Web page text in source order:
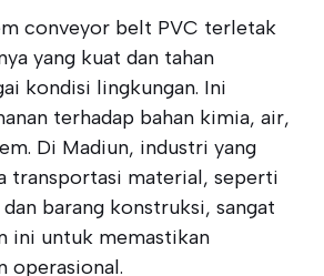
conveyor belt PVC terletak
yang kuat dan tahan
kondisi lingkungan. Ini
terhadap bahan kimia, air,
Di Madiun, industri yang
transportasi material, seperti
barang konstruksi, sangat
ini untuk memastikan
operasional.